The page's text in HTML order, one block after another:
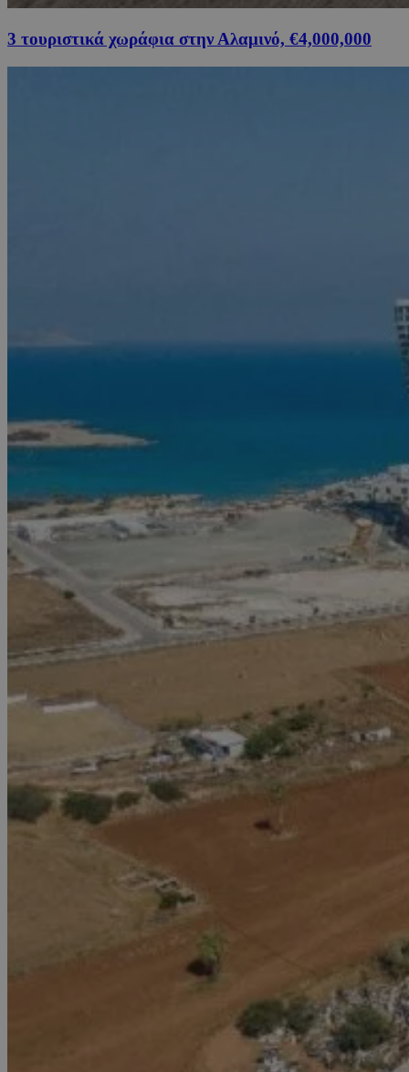
3 τουριστικά χωράφια στην Αλαμινό, €4,000,000